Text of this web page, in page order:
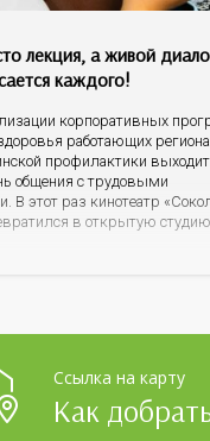
лекция, а живой
каждого!
корпоративных
работающих
профилактики
общения с трудовыми
В этот раз кинотеатр
в открытую
Ссылка на карту
Как